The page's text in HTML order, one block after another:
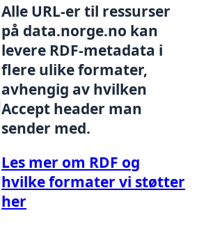
Alle URL-er til ressurser
på data.norge.no kan
levere RDF-metadata i
flere ulike formater,
avhengig av hvilken
Accept header man
sender med.
Les mer om RDF og
hvilke formater vi støtter
her